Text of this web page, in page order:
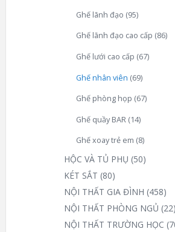
Ghế lãnh đạo (95)
Ghế lãnh đạo cao cấp (86)
Ghế lưới cao cấp (67)
Ghế nhân viên (69)
Ghế phòng họp (67)
Ghế quầy BAR (14)
Ghế xoay trẻ em (8)
HỘC VÀ TỦ PHỤ (50)
KÉT SẮT (80)
NỘI THẤT GIA ĐÌNH (458)
NỘI THẤT PHÒNG NGỦ (22)
NỘI THẤT TRƯỜNG HỌC